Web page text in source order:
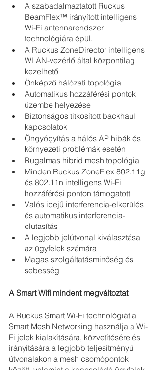
A szabadalmaztatott Ruckus
BeamFlex™ irányított intelligens
Wi-Fi antennarendszer
technológiára épül.
A Ruckus ZoneDirector intelligens
WLAN-vezérlő által központilag
kezelhető
Önképző hálózati topológia
Automatikus hozzáférési pontok
üzembe helyezése
Biztonságos titkosított backhaul
kapcsolatok
Öngyógyítás a hálós AP hibák és
környezeti problémák esetén
Rugalmas hibrid mesh topológia
Minden Ruckus ZoneFlex 802.11g
és 802.11n intelligens Wi-Fi
hozzáférési ponton támogatott.
Valós idejű interferencia-elkerülés
és automatikus interferencia-
elutasítás
A legjobb jelútvonal kiválasztása
az ügyfelek számára
Magas szolgáltatásminőség és
sebesség
A Smart Wifi mindent megváltoztat
A Ruckus Smart Wi-Fi technológiát a
Smart Mesh Networking használja a Wi-
Fi jelek kialakítására, közvetítésére és
irányítására a legjobb teljesítményű
útvonalakon a mesh csomópontok